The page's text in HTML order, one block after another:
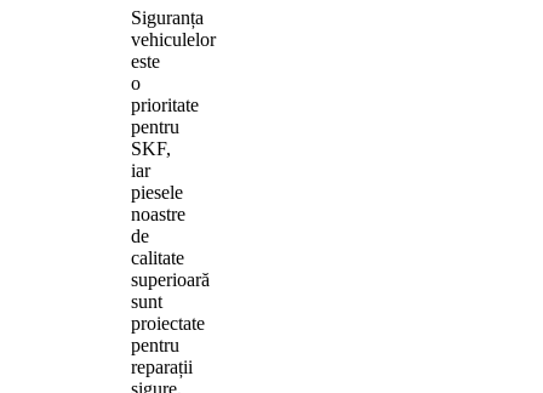
Siguranța
vehiculelor
este
o
prioritate
pentru
SKF,
iar
piesele
noastre
de
calitate
superioară
sunt
proiectate
pentru
reparații
sigure,